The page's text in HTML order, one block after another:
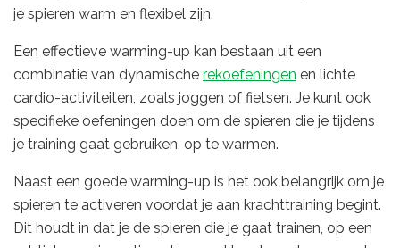
je spieren warm en flexibel zijn.
Een effectieve warming-up kan bestaan uit een
combinatie van dynamische rekoefeningen en lichte
cardio-activiteiten, zoals joggen of fietsen. Je kunt ook
specifieke oefeningen doen om de spieren die je tijdens
je training gaat gebruiken, op te warmen.
Naast een goede warming-up is het ook belangrijk om je
spieren te activeren voordat je aan krachttraining begint.
Dit houdt in dat je de spieren die je gaat trainen, op een